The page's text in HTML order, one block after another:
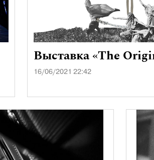
Выставка «The
16/06/2021 22:42